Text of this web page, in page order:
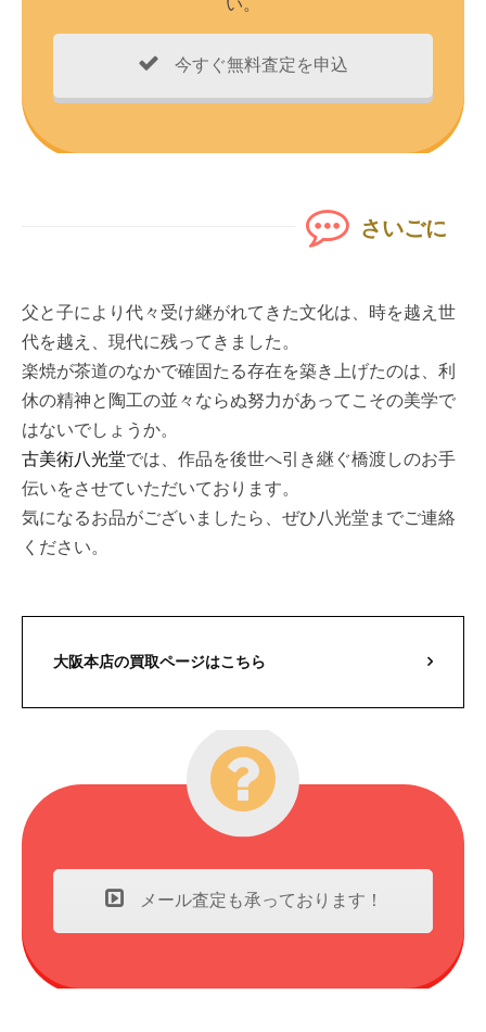
い。
今すぐ無料査定を申込
さいごに
父と子により代々受け継がれてきた文化は、時を越え世
代を越え、現代に残ってきました。
楽焼が茶道のなかで確固たる存在を築き上げたのは、利
休の精神と陶工の並々ならぬ努力があってこその美学で
はないでしょうか。
古美術八光堂では、作品を後世へ引き継ぐ橋渡しのお手
伝いをさせていただいております。
気になるお品がございましたら、ぜひ八光堂までご連絡
ください。
大阪本店の買取ページはこちら
メール査定も承っております！